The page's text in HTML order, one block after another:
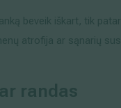
beveik iškart, tik
atrofija ar sąnarių
randas